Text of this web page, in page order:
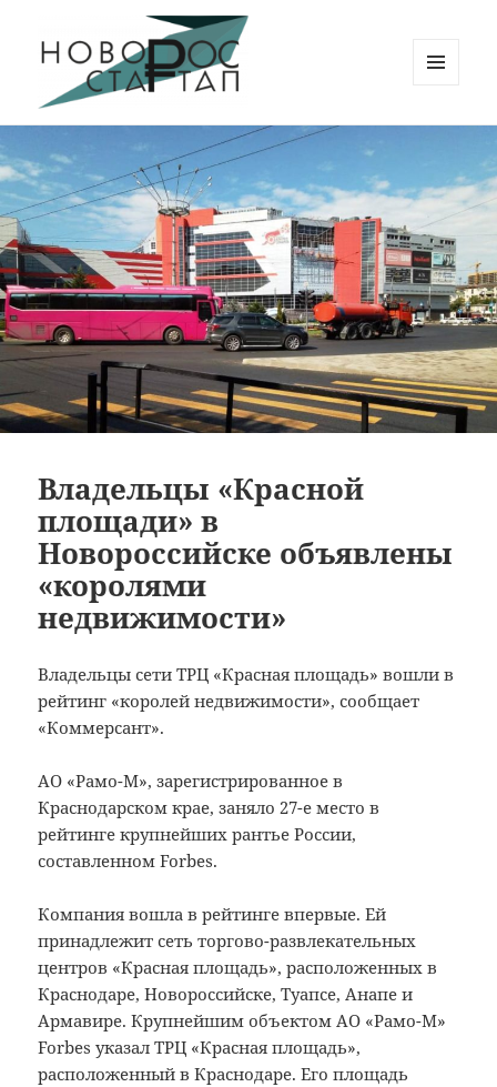
Новорос Стартап
ВИДЖЕТЫ
Владельцы «Красной
площади» в
Новороссийске объявлены
«королями
недвижимости»
Владельцы сети ТРЦ «Красная площадь» вошли в
рейтинг «королей недвижимости», сообщает
«Коммерсант».
АО «Рамо-М», зарегистрированное в
Краснодарском крае, заняло 27-е место в
рейтинге крупнейших рантье России,
составленном Forbes.
Компания вошла в рейтинге впервые. Ей
принадлежит сеть торгово-развлекательных
центров «Красная площадь», расположенных в
Краснодаре, Новороссийске, Туапсе, Анапе и
Армавире. Крупнейшим объектом АО «Рамо-М»
Forbes указал ТРЦ «Красная площадь»,
расположенный в Краснодаре. Его площадь